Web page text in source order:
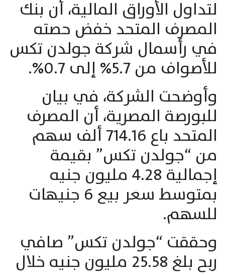
لتداول الأوراق المالية، أن بنك
المصرف المتحد خفض حصته
في رأسمال شركة جولدن تكس
للأصواف من 5.7% إلى 0.7%.
وأوضحت الشركة، في بيان
للبورصة المصرية، أن المصرف
المتحد باع 714.16 ألف سهم
من “جولدن تكس” بقيمة
إجمالية 4.28 مليون جنيه
بمتوسط سعر بيع 6 جنيهات
للسهم.
وحققت “جولدن تكس” صافي
ربح بلغ 25.58 مليون جنيه خلال